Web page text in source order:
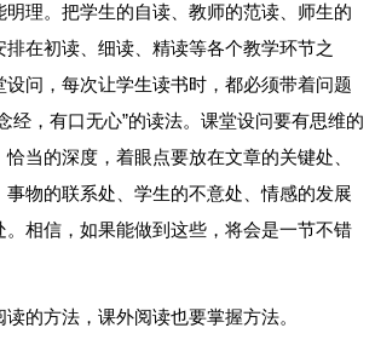
明理。把学生的自读、教师的范读、师生的
在初读、细读、精读等各个教学环节之
问，每次让学生读书时，都必须带着问题
经，有口无心”的读法。课堂设问要有思维的
当的深度，着眼点要放在文章的关键处、
物的联系处、学生的不意处、情感的发展
。相信，如果能做到这些，将会是一节不错
的方法，课外阅读也要掌握方法。